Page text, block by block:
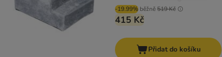
-19.99% běžně519 Kč
415 Kč
Přidat do košíku